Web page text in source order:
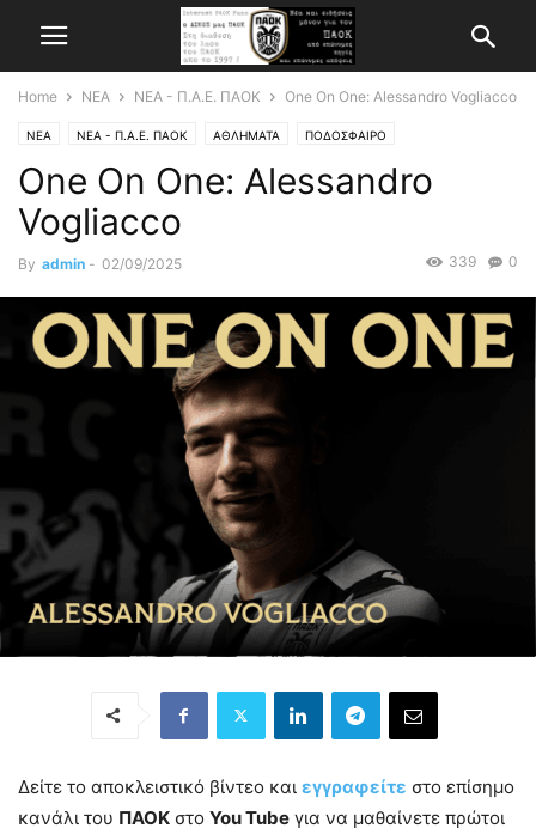
Home ΝΕΑ ΝΕΑ - Π.Α.Ε. ΠΑΟΚ One On One: Alessandro Vogliacco
ΝΕΑ ΝΕΑ - Π.Α.Ε. ΠΑΟΚ ΑΘΛΗΜΑΤΑ ΠΟΔΟΣΦΑΙΡΟ
One On One: Alessandro
Vogliacco
By admin - 02/09/2025 0
339
Δείτε το αποκλειστικό βίντεο και εγγραφείτε στο επίσημο
κανάλι του ΠΑΟΚ στο You Tube για να μαθαίνετε πρώτοι